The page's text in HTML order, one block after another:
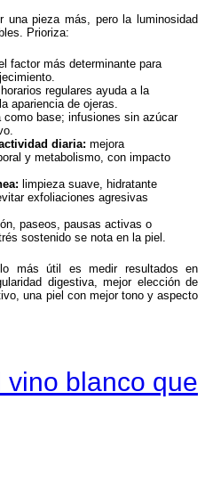
una pieza más, pero la luminosidad
Prioriza:
factor más determinante para
regulares ayuda a la
apariencia de ojeras.
como base; infusiones sin azúcar
diaria: mejora
y metabolismo, con impacto
limpieza suave, hidratante
exfoliaciones agresivas
paseos, pausas activas o
sostenido se nota en la piel.
más útil es medir resultados en
digestiva, mejor elección de
una piel con mejor tono y aspecto
blanco que